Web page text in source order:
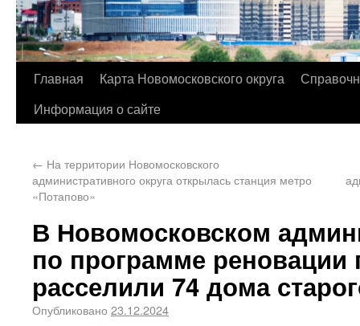
Главная Карта Новомосковского округа
Информация о сайте
← На территории Новомосковского
административного округа открылась станция метро
«Потапово»
В Новомосковском
по программе реновации
расселили 74 дома
Опубликовано 23.12.2024